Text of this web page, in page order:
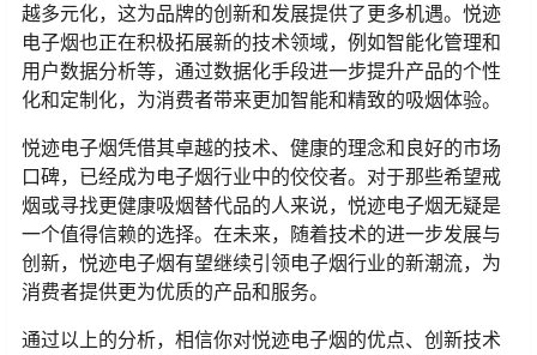
越多元化，这为品牌的创新和发展提供了更多机遇。悦迹
电子烟也正在积极拓展新的技术领域，例如智能化管理和
用户数据分析等，通过数据化手段进一步提升产品的个性
化和定制化，为消费者带来更加智能和精致的吸烟体验。
悦迹电子烟凭借其卓越的技术、健康的理念和良好的市场
口碑，已经成为电子烟行业中的佼佼者。对于那些希望戒
烟或寻找更健康吸烟替代品的人来说，悦迹电子烟无疑是
一个值得信赖的选择。在未来，随着技术的进一步发展与
创新，悦迹电子烟有望继续引领电子烟行业的新潮流，为
消费者提供更为优质的产品和服务。
通过以上的分析，相信你对悦迹电子烟的优点、创新技术